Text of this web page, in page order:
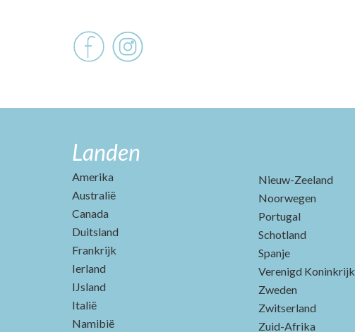
Landen
Amerika
Australië
Canada
Duitsland
Frankrijk
Ierland
IJsland
Italië
Namibië
Nieuw-Zeeland
Noorwegen
Portugal
Schotland
Spanje
Verenigd Koninkrijk
Zweden
Zwitserland
Zuid-Afrika